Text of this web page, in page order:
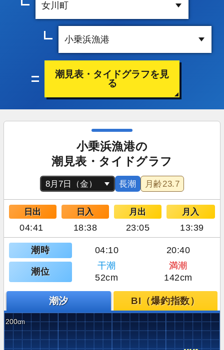
潮見表・タイドグラフを見
る
小乗浜漁港の
潮見表・タイドグラフ
長潮 月齢23.7
日出 日入 月出 月入
04:41 18:38 23:05 13:39
潮時 04:10 20:40
潮位
干潮
満潮
52cm
142cm
潮汐 BI（爆釣指数）
200